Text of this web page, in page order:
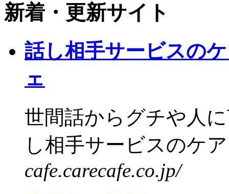
新着・更新サイト
話し相手サービスの
ェ
世間話からグチや人
し相手サービスのケ
cafe.carecafe.co.jp/